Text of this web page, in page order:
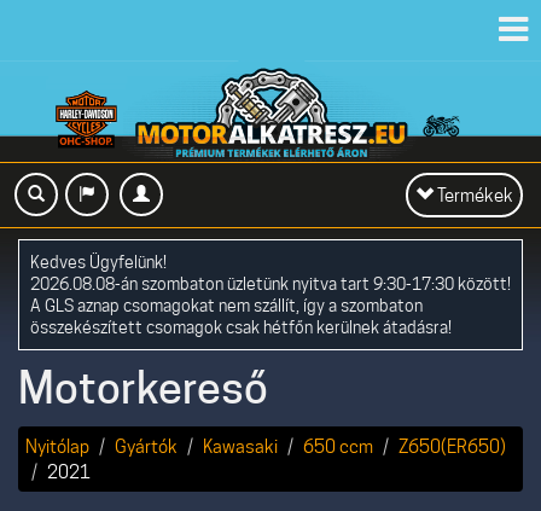
Toggle
navigation
Termékek
Kedves Ügyfelünk!
2026.08.08-án szombaton üzletünk nyitva tart 9:30-17:30 között!
A GLS aznap csomagokat nem szállít, így a szombaton
összekészített csomagok csak hétfőn kerülnek átadásra!
Motorkereső
Nyitólap Gyártók Kawasaki 650 ccm
Z650(ER650)
2021